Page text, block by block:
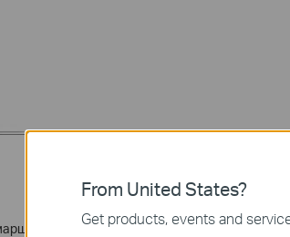
і модем, і, якщо це зручно, також
From United States?
Get products, events and